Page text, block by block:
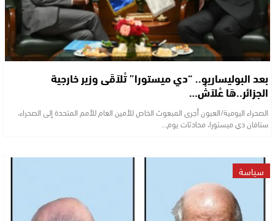
بعد البوليساريو.. “دي ميستورا” تْلاَقَى وزير خارجية
الجزائر..هَا عْلاَشْ…
الصحراء اليومية/العيون أجرى المبعوث الخاص للأمين العام للأمم المتحدة إلى الصحراء،
ستافان دي ميستورا، محادثات يوم…
سياسة